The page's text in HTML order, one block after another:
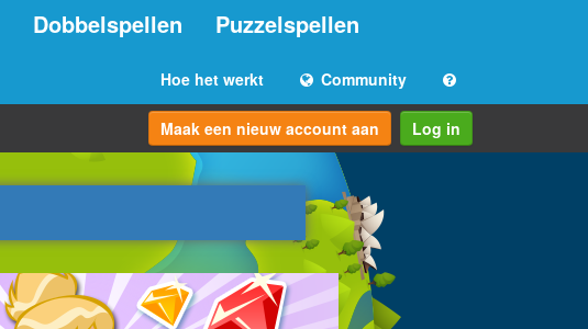
Dobbelspellen Puzzelspellen
Hoe het werkt Community
Maak een nieuw account aan Log in